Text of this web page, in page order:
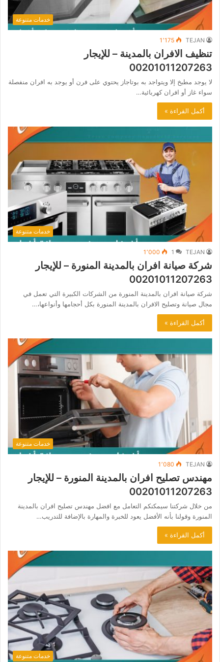
خدمات متنوعة
TEJAN 1٬175
تنظيف الافران بالمدينة – للإيجار
00201011207263
لا يوجد مطبخ إلا ويتواجد به بوتاجاز يحتوي على فرن أو يوجد به افران منفصلة
سواء غاز أو افران كهربائية…
أكمل القراءة »
خدمات متنوعة
TEJAN
1 1٬000
شركة صيانة افران بالمدينة المنورة – للإيجار
00201011207263
شركة صيانة افران بالمدينة المنورة من الشركات الكبيرة التي تعمل في
مجال صيانة وتصليح الافران بالمدينة المنورة بكل أحجامها وأنواعها،…
أكمل القراءة »
خدمات متنوعة
TEJAN 1٬080
مهندس تصليح افران بالمدينة المنورة – للإيجار
00201011207263
من خلال شركتنا سيمكنكم التعامل مع افضل مهندس تصليح افران بالمدينة
المنورة وقولنا بأنه الأفضل يعود للخبرة والمهارة بالإضافة للتدريب…
أكمل القراءة »
خدمات متنوعة